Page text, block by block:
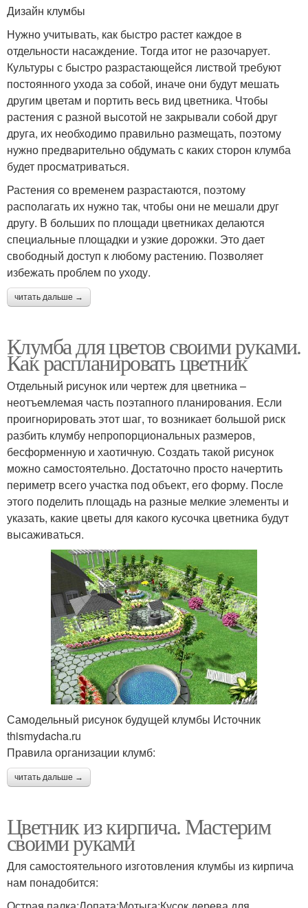
Дизайн клумбы
Нужно учитывать, как быстро растет каждое в
отдельности насаждение. Тогда итог не разочарует.
Культуры с быстро разрастающейся листвой требуют
постоянного ухода за собой, иначе они будут мешать
другим цветам и портить весь вид цветника. Чтобы
растения с разной высотой не закрывали собой друг
друга, их необходимо правильно размещать, поэтому
нужно предварительно обдумать с каких сторон клумба
будет просматриваться.
Растения со временем разрастаются, поэтому
располагать их нужно так, чтобы они не мешали друг
другу. В больших по площади цветниках делаются
специальные площадки и узкие дорожки. Это дает
свободный доступ к любому растению. Позволяет
избежать проблем по уходу.
читать дальше →
Клумба для цветов своими руками.
Как распланировать цветник
Отдельный рисунок или чертеж для цветника –
неотъемлемая часть поэтапного планирования. Если
проигнорировать этот шаг, то возникает большой риск
разбить клумбу непропорциональных размеров,
бесформенную и хаотичную. Создать такой рисунок
можно самостоятельно. Достаточно просто начертить
периметр всего участка под объект, его форму. После
этого поделить площадь на разные мелкие элементы и
указать, какие цветы для какого кусочка цветника будут
высаживаться.
Самодельный рисунок будущей клумбы Источник
thismydacha.ru
Правила организации клумб:
читать дальше →
Цветник из кирпича. Мастерим
своими руками
Для самостоятельного изготовления клумбы из кирпича
нам понадобится: